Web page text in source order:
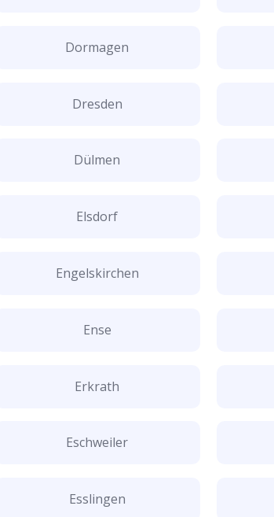
Dormagen
Dresden
Dülmen
Elsdorf
Engelskirchen
Ense
Erkrath
Eschweiler
Esslingen